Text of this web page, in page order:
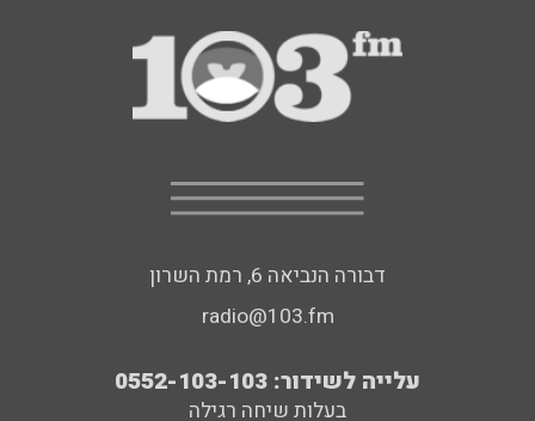
דבורה הנביאה 6, רמת השרון
radio@103.fm
עלייה לשידור: 0552-103-103
בעלות שיחה רגילה